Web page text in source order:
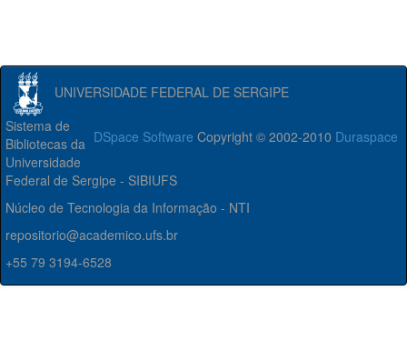
UNIVERSIDADE FEDERAL DE SERGIPE
DSpace Software Copyright © 2002-2010 Duraspace
Sistema de
Bibliotecas da
Universidade
Federal de Sergipe - SIBIUFS
Núcleo de Tecnologia da Informação - NTI
repositorio@academico.ufs.br
+55 79 3194-6528